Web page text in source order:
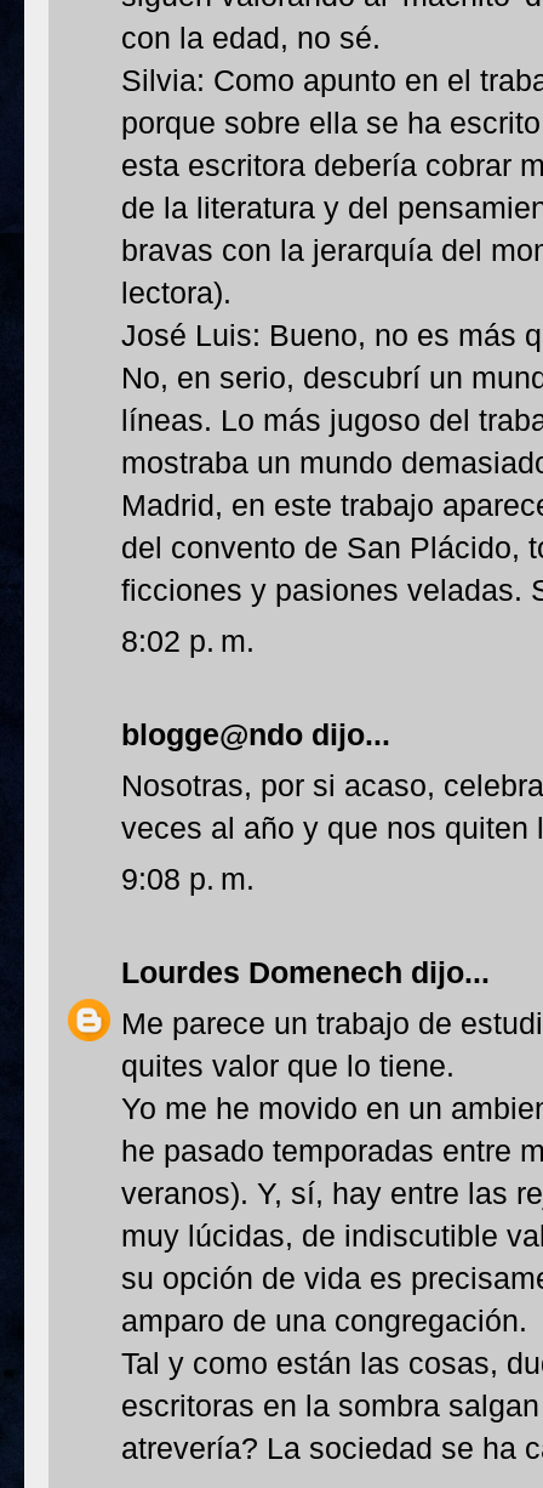
con la edad, no sé.
Silvia: Como apunto en el
porque sobre ella se ha
esta escritora debería cobrar
de la literatura y del
bravas con la jerarquía del
lectora).
José Luis: Bueno, no es más
No, en serio, descubrí un
líneas. Lo más jugoso del
mostraba un mundo
Madrid, en este trabajo
del convento de San Plácido,
ficciones y pasiones veladas.
8:02 p. m.
blogge@ndo dijo...
Nosotras, por si acaso,
veces al año y que nos quiten
9:08 p. m.
Lourdes Domenech dijo...
Me parece un trabajo de
quites valor que lo tiene.
Yo me he movido en un
he pasado temporadas entre
veranos). Y, sí, hay entre las
muy lúcidas, de indiscutible
su opción de vida es
amparo de una congregación.
Tal y como están las cosas,
escritoras en la sombra
atrevería? La sociedad se ha